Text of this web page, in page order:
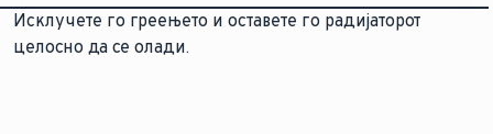
Исклучете го греењето и оставете го радијаторот
целосно да се олади.